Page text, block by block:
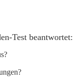
Test beantwortet: